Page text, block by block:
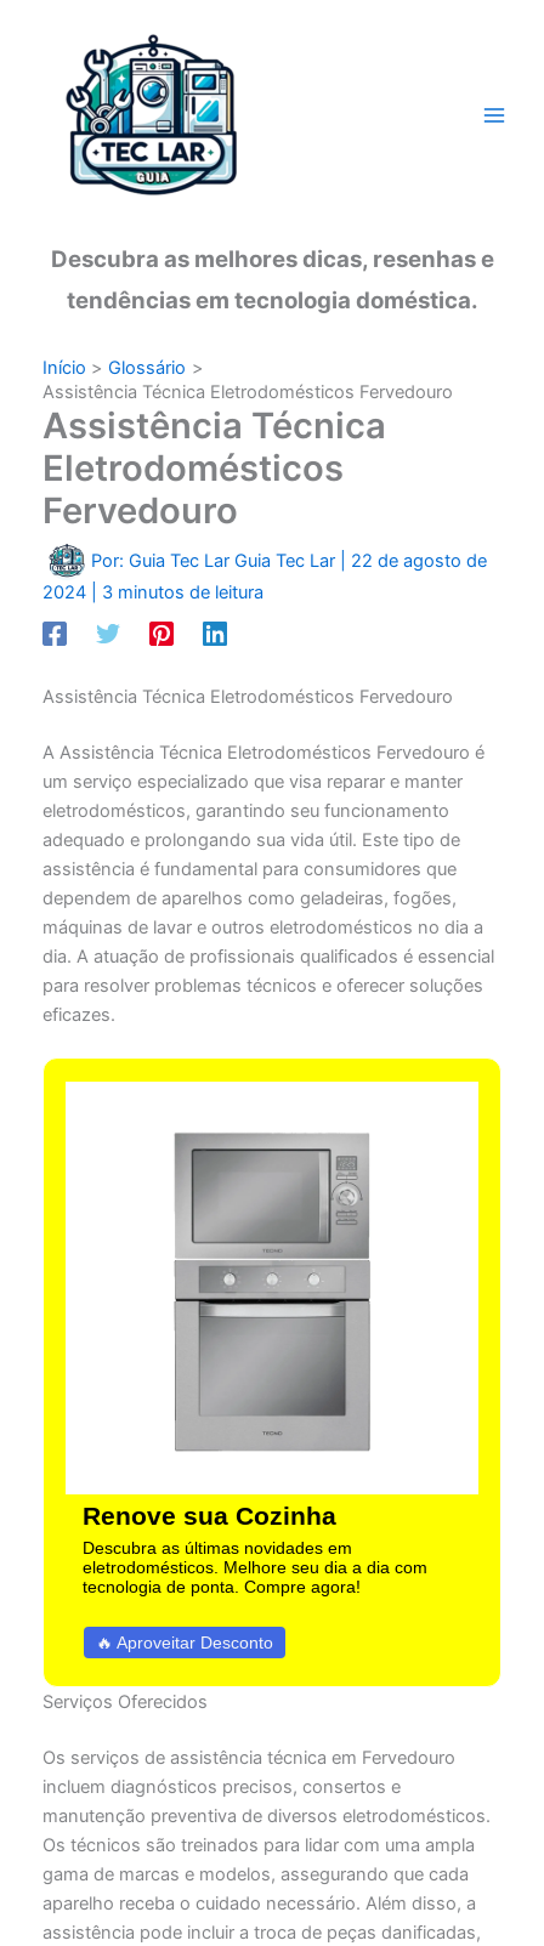
conteúdo
Descubra as melhores dicas, resenhas e
tendências em tecnologia doméstica.
Início
Glossário
Assistência Técnica Eletrodomésticos Fervedouro
Assistência Técnica
Eletrodomésticos
Fervedouro
Por: Guia Tec Lar Guia Tec Lar
22 de agosto de
2024
3 minutos de leitura
Assistência Técnica Eletrodomésticos Fervedouro
A Assistência Técnica Eletrodomésticos Fervedouro é
um serviço especializado que visa reparar e manter
eletrodomésticos, garantindo seu funcionamento
adequado e prolongando sua vida útil. Este tipo de
assistência é fundamental para consumidores que
dependem de aparelhos como geladeiras, fogões,
máquinas de lavar e outros eletrodomésticos no dia a
dia. A atuação de profissionais qualificados é essencial
para resolver problemas técnicos e oferecer soluções
eficazes.
Renove sua Cozinha
Descubra as últimas novidades em
eletrodomésticos. Melhore seu dia a dia com
tecnologia de ponta. Compre agora!
🔥 Aproveitar Desconto
Serviços Oferecidos
Os serviços de assistência técnica em Fervedouro
incluem diagnósticos precisos, consertos e
manutenção preventiva de diversos eletrodomésticos.
Os técnicos são treinados para lidar com uma ampla
gama de marcas e modelos, assegurando que cada
aparelho receba o cuidado necessário. Além disso, a
assistência pode incluir a troca de peças danificadas,